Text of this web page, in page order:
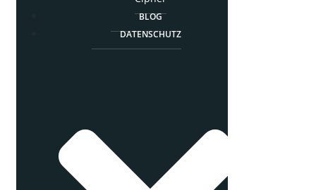
BLOG
DATEN­SCHUTZ